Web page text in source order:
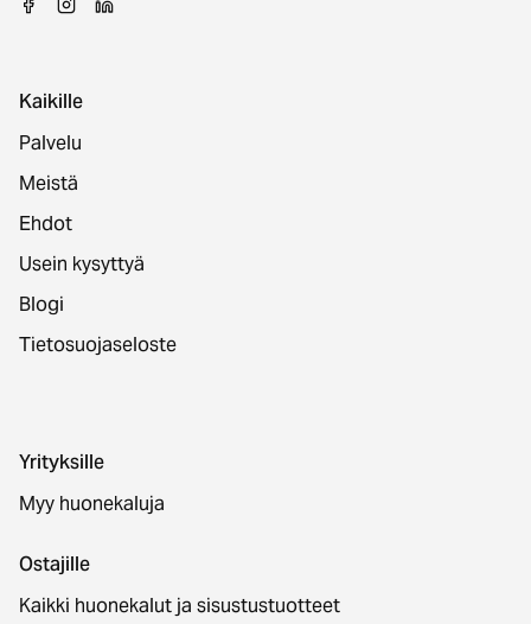
Kaikille
Palvelu
Meistä
Ehdot
Usein kysyttyä
Blogi
Tietosuojaseloste
Yrityksille
Myy huonekaluja
Ostajille
Kaikki huonekalut ja sisustustuotteet